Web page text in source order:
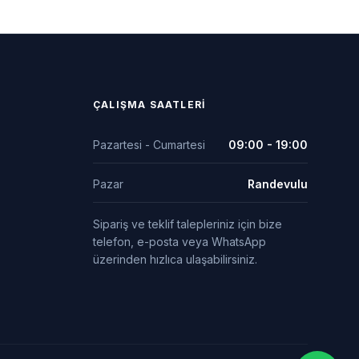
ÇALIŞMA SAATLERI
Pazartesi - Cumartesi 09:00 - 19:00
Pazar Randevulu
Sipariş ve teklif talepleriniz için bize
telefon, e-posta veya WhatsApp
üzerinden hızlıca ulaşabilirsiniz.